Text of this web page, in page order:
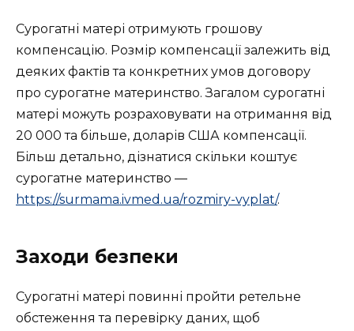
Сурогатні матері отримують грошову
компенсацію. Розмір компенсації залежить від
деяких фактів та конкретних умов договору
про сурогатне материнство. Загалом сурогатні
матері можуть розраховувати на отримання від
20 000 та більше, доларів США компенсації.
Більш детально, дізнатися скільки коштує
сурогатне материнство —
https://surmama.ivmed.ua/rozmiry-vyplat/.
Заходи безпеки
Сурогатні матері повинні пройти ретельне
обстеження та перевірку даних, щоб